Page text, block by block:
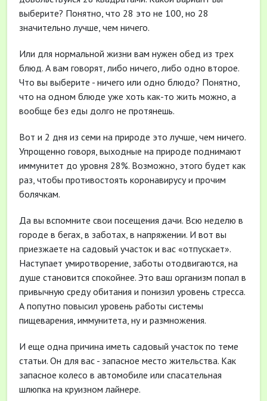
выберите? Понятно, что 28 это не 100, но 28
значительно лучше, чем ничего.
Или для нормальной жизни вам нужен обед из трех
блюд. А вам говорят, либо ничего, либо одно второе.
Что вы выберите - ничего или одно блюдо? Понятно,
что на одном блюде уже хоть как-то жить можно, а
вообще без еды долго не протянешь.
Вот и 2 дня из семи на природе это лучше, чем ничего.
Упрощенно говоря, выходные на природе поднимают
иммунитет до уровня 28%. Возможно, этого будет как
раз, чтобы противостоять коронавирусу и прочим
болячкам.
Да вы вспомните свои посещения дачи. Всю неделю в
городе в бегах, в заботах, в напряжении. И вот вы
приезжаете на садовый участок и вас «отпускает».
Наступает умиротворение, заботы отодвигаются, на
душе становится спокойнее. Это ваш организм попал в
привычную среду обитания и понизил уровень стресса.
А попутно повысил уровень работы системы
пищеварения, иммунитета, ну и размножения.
И еще одна причина иметь садовый участок по теме
статьи. Он для вас - запасное место жительства. Как
запасное колесо в автомобиле или спасательная
шлюпка на круизном лайнере.